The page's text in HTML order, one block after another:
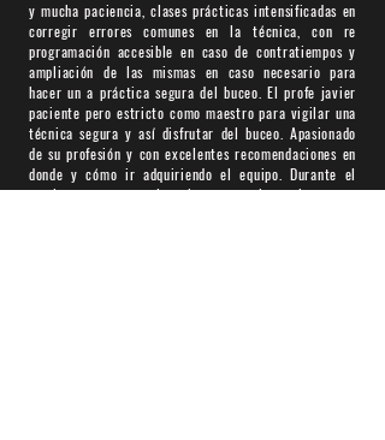
y mucha paciencia, clases prácticas intensificadas en
corregir errores comunes en la técnica, con re
programación accesible en caso de contratiempos y
ampliación de las mismas en caso necesario para
hacer un a práctica segura del buceo. El profe javier
paciente pero estricto como maestro para vigilar una
técnica segura y así disfrutar del buceo. Apasionado
de su profesión y con excelentes recomendaciones en
donde y cómo ir adquiriendo el equipo. Durante el
camino te prestan el equipo necesario en lo que te